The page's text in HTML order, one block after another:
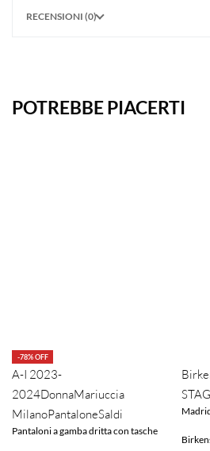
RECENSIONI (0)
POTREBBE PIACERTI
-78% OFF
A-I 2023-
2024DonnaMariuccia
MilanoPantaloneSaldi
Pantaloni a gamba dritta con tasche